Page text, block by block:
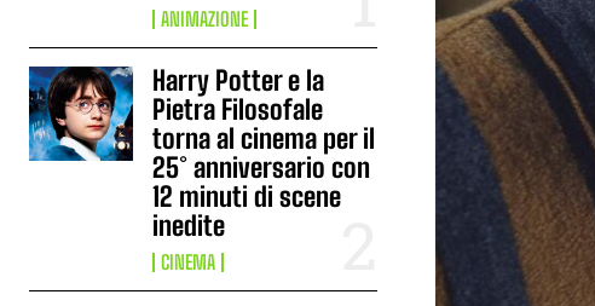
ANIMAZIONE
Harry Potter e la
Pietra Filosofale
torna al cinema per il
25° anniversario con
12 minuti di scene
inedite
CINEMA